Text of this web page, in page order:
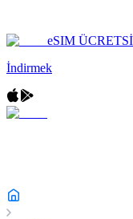
eSIM
İndirmek